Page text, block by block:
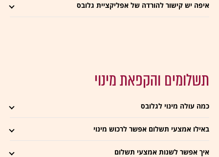
איפה יש קישור להורדה של אפליקציית גלובס
תשלומים והקפאת מינוי
כמה עולה מינוי לגלובס
באילו אמצעי תשלום אפשר לרכוש מינוי
איך אפשר לשנות אמצעי תשלום